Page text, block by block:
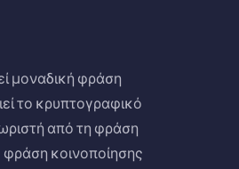
μοναδική φράση
το κρυπτογραφικό
από τη φράση
κοινοποίησης